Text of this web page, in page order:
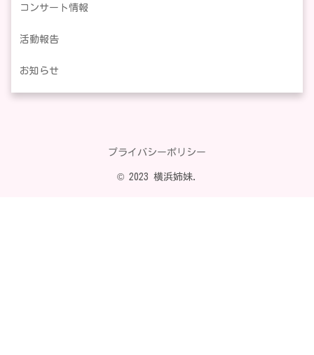
コンサート情報
活動報告
お知らせ
プライバシーポリシー
© 2023 横浜姉妹.